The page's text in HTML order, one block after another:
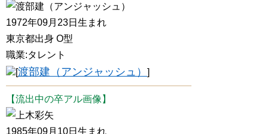
渡部建（アンジャッシュ）
1972年09月23日生まれ
東京都出身 O型
職業:タレント
[渡部建（アンジャッシュ） ]
【流出中の卒アル画像】
上木彩矢
1985年09月10日生まれ